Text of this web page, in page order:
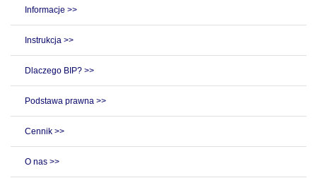
Informacje >>
Instrukcja >>
Dlaczego BIP? >>
Podstawa prawna >>
Cennik >>
O nas >>